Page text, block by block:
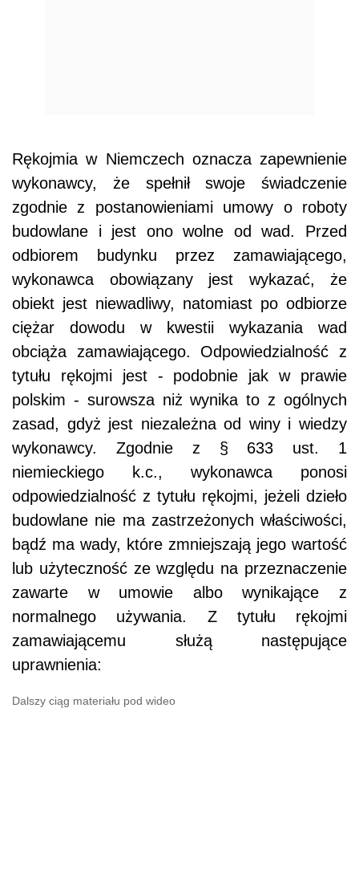
Rękojmia w Niemczech oznacza zapewnienie
wykonawcy, że spełnił swoje świadczenie
zgodnie z postanowieniami umowy o roboty
budowlane i jest ono wolne od wad. Przed
odbiorem budynku przez zamawiającego,
wykonawca obowiązany jest wykazać, że
obiekt jest niewadliwy, natomiast po odbiorze
ciężar dowodu w kwestii wykazania wad
obciąża zamawiającego. Odpowiedzialność z
tytułu rękojmi jest - podobnie jak w prawie
polskim - surowsza niż wynika to z ogólnych
zasad, gdyż jest niezależna od winy i wiedzy
wykonawcy. Zgodnie z § 633 ust. 1
niemieckiego k.c., wykonawca ponosi
odpowiedzialność z tytułu rękojmi, jeżeli dzieło
budowlane nie ma zastrzeżonych właściwości,
bądź ma wady, które zmniejszają jego wartość
lub użyteczność ze względu na przeznaczenie
zawarte w umowie albo wynikające z
normalnego używania. Z tytułu rękojmi
zamawiającemu służą następujące
uprawnienia:
Dalszy ciąg materiału pod wideo